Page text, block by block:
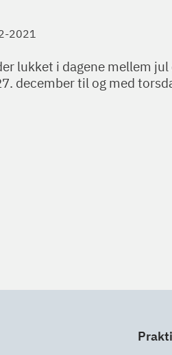
2021
lukket i dagene mellem
december til og med